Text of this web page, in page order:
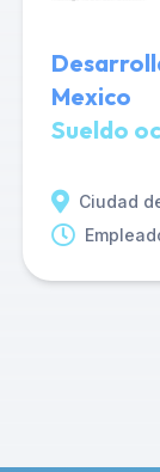
Mexico
Sueldo
Ciudad